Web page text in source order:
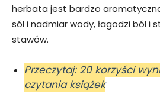
herbata jest bardzo
sól i nadmiar wody, łagodzi ból i
stawów.
Przeczytaj: 20 korzyści
czytania książek